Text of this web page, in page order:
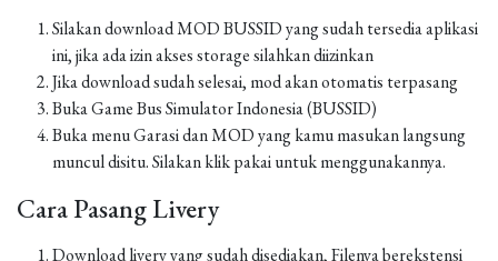
Silakan download MOD BUSSID yang sudah tersedia aplikasi
ini, jika ada izin akses storage silahkan diizinkan
Jika download sudah selesai, mod akan otomatis terpasang
Buka Game Bus Simulator Indonesia (BUSSID)
Buka menu Garasi dan MOD yang kamu masukan langsung
muncul disitu. Silakan klik pakai untuk menggunakannya.
Cara Pasang Livery
Download livery yang sudah disediakan, Filenya berekstensi